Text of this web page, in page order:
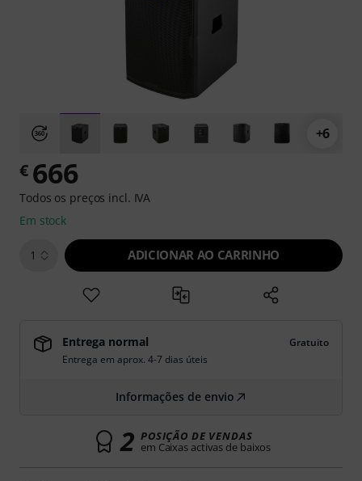
+6
€ 666
Todos os preços incl. IVA
Em stock
1 ADICIONAR AO CARRINHO
Entrega normal
Gratuito
Entrega em aprox. 4-7 dias úteis
Informações de envio
2 POSIÇÃO DE VENDAS
em Caixas activas de baixos